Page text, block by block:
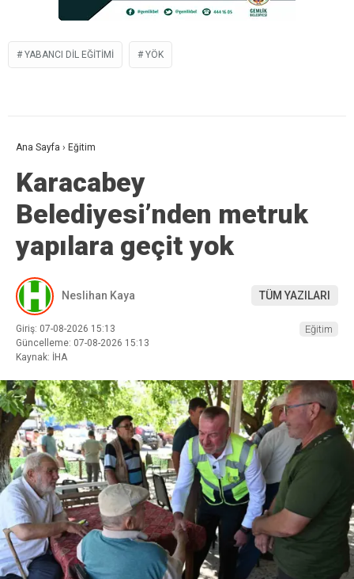
YABANCI DIL EĞITIMI YÖK
Ana Sayfa › Eğitim
Karacabey
Belediyesi’nden metruk
yapılara geçit yok
Neslihan Kaya TÜM YAZILARI
Giriş: 07-08-2026 15:13
Güncelleme: 07-08-2026 15:13
Kaynak: İHA
Eğitim